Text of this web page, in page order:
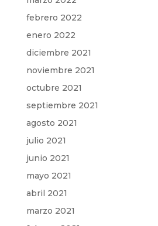
febrero 2022
enero 2022
diciembre 2021
noviembre 2021
octubre 2021
septiembre 2021
agosto 2021
julio 2021
junio 2021
mayo 2021
abril 2021
marzo 2021